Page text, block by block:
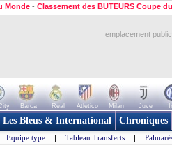
Monde - Classement des BUTEURS Coupe
emplacement
Barca Real Atletico Milan Juve
Les Bleus & International Chroniques
Equipe type | Tableau Transferts |